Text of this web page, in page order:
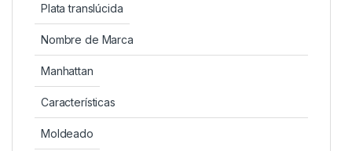
Plata translúcida
Nombre de Marca
Manhattan
Características
Moldeado